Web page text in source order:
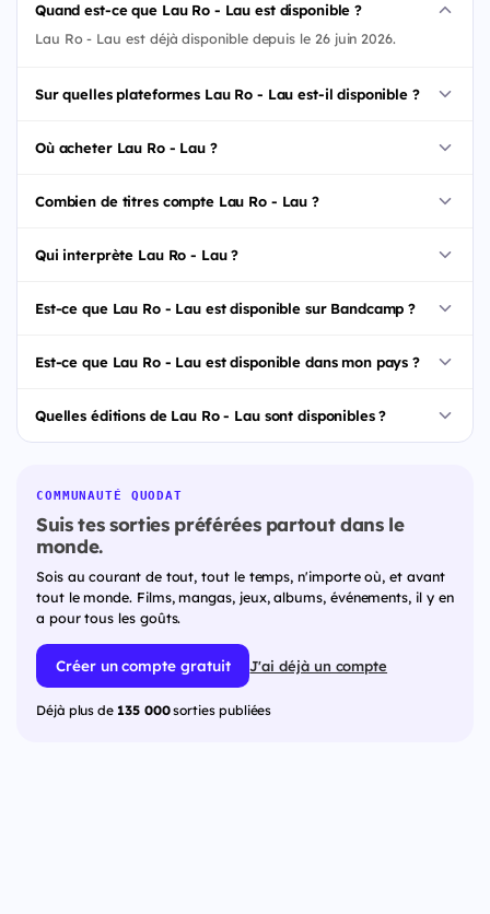
Quand est-ce que Lau Ro - Lau est disponible ?
Lau Ro - Lau est déjà disponible depuis le 26 juin 2026.
Sur quelles plateformes Lau Ro - Lau est-il disponible ?
Où acheter Lau Ro - Lau ?
Combien de titres compte Lau Ro - Lau ?
Qui interprète Lau Ro - Lau ?
Est-ce que Lau Ro - Lau est disponible sur Bandcamp ?
Est-ce que Lau Ro - Lau est disponible dans mon pays ?
Quelles éditions de Lau Ro - Lau sont disponibles ?
COMMUNAUTÉ QUODAT
Suis tes sorties préférées partout dans le
monde.
Sois au courant de tout, tout le temps, n'importe où, et avant
tout le monde. Films, mangas, jeux, albums, événements, il y en
a pour tous les goûts.
Créer un compte gratuit J'ai déjà un compte
Déjà plus de 135 000sorties publiées